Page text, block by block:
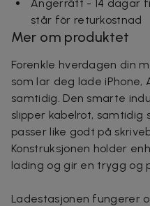
Ångerrätt - 14 dagar
står för returkostnad
Mer om produktet
Forenkle hverdagen din
som lar deg lade iPhone,
samtidig. Den smarte
slipper kabelrot, samtidig
passer like godt på
Konstruksjonen holder
lading og gir en trygg og
Ladestasjonen fungerer